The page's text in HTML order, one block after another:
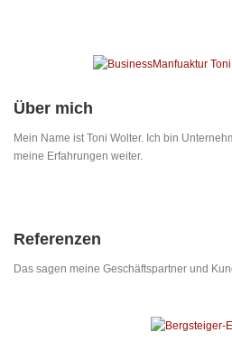
Über mich
Mein Name ist Toni Wolter. Ich bin
meine Erfahrungen weiter.
Referenzen
Das sagen meine Geschäftspartner und